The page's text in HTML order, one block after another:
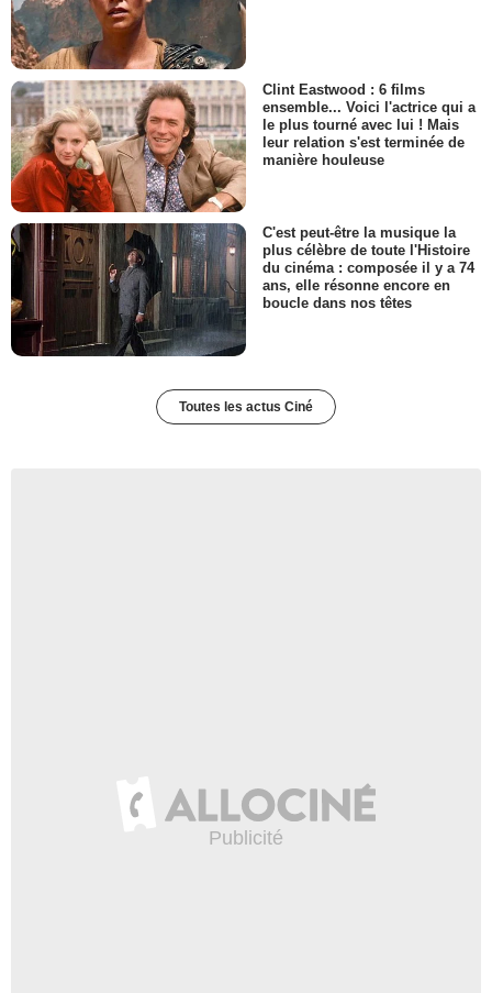
Clint Eastwood : 6 films
ensemble... Voici l'actrice qui a
le plus tourné avec lui ! Mais
leur relation s'est terminée de
manière houleuse
C'est peut-être la musique la
plus célèbre de toute l'Histoire
du cinéma : composée il y a 74
ans, elle résonne encore en
boucle dans nos têtes
Toutes les actus Ciné